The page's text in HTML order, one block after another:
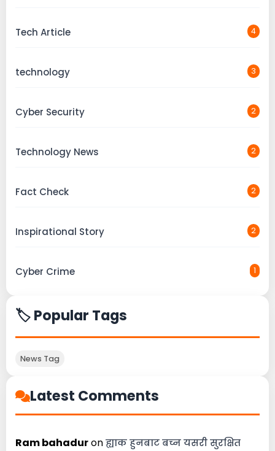
Tech Article 4
technology 3
Cyber Security 2
Technology News 2
Fact Check 2
Inspirational Story 2
Cyber Crime 1
🏷️ Popular Tags
News Tag
Latest Comments
Ram bahaduronह्याक हुनबाट बच्न यसरी सुरक्षित